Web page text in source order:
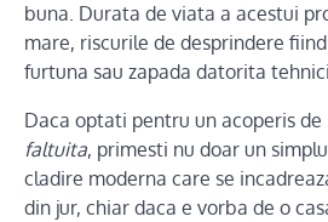
buna. Durata de viata a acestui
mare, riscurile de desprindere
furtuna sau zapada datorita
Daca optati pentru un acoperis de
faltuita, primesti nu doar un
cladire moderna care se
din jur, chiar daca e vorba de o